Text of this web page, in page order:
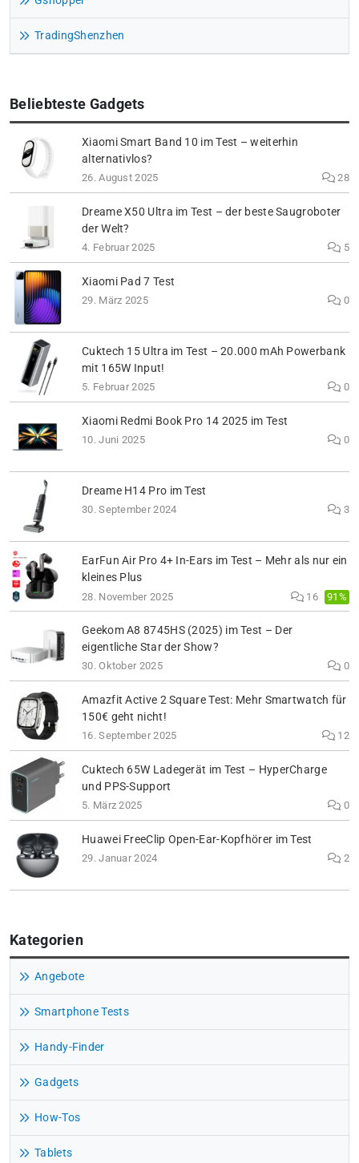
TradingShenzhen
Beliebteste Gadgets
Xiaomi Smart Band 10 im Test – weiterhin
alternativlos?
26. August 2025 28
Dreame X50 Ultra im Test – der beste Saugroboter
der Welt?
4. Februar 2025 5
Xiaomi Pad 7 Test
29. März 2025 0
Cuktech 15 Ultra im Test – 20.000 mAh Powerbank
mit 165W Input!
5. Februar 2025 0
Xiaomi Redmi Book Pro 14 2025 im Test
10. Juni 2025 0
Dreame H14 Pro im Test
30. September 2024 3
EarFun Air Pro 4+ In-Ears im Test – Mehr als nur ein
kleines Plus
28. November 2025 16 91%
Geekom A8 8745HS (2025) im Test – Der
eigentliche Star der Show?
30. Oktober 2025 0
Amazfit Active 2 Square Test: Mehr Smartwatch für
150€ geht nicht!
16. September 2025 12
Cuktech 65W Ladegerät im Test – HyperCharge
und PPS-Support
5. März 2025 0
Huawei FreeClip Open-Ear-Kopfhörer im Test
29. Januar 2024 2
Kategorien
Angebote
Smartphone Tests
Handy-Finder
Gadgets
How-Tos
Tablets